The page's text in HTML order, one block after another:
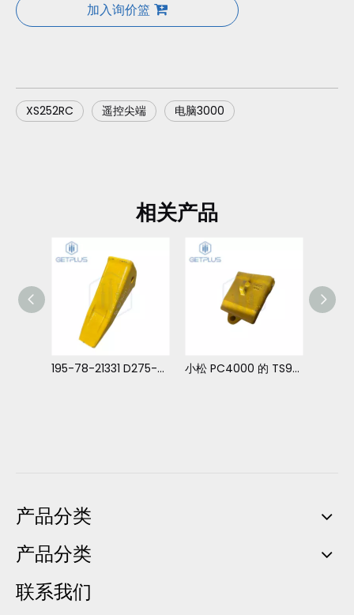
加入询价篮
XS252RC 遥控尖端 电脑3000
相关产品
195-78-21331 D275-D455 推土机 松土器齿 小松 PC4000 的 TS922 TS922RML 齿
产品分类
产品分类
联系我们